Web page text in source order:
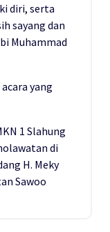
diri, serta
sayang dan
Muhammad
yang
1 Slahung
di
H. Meky
Sawoo